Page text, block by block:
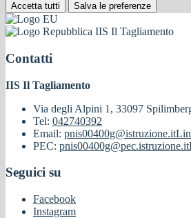
Accetta tutti Salva le preferenze
IIS Il Tagliamento
Contatti
IIS Il Tagliamento
Via degli Alpini 1, 33097
Tel: 042740392
Email: pnis00400g@istruzione.it
PEC: pnis00400g@pec.istruzione.it
Seguici su
Facebook
Instagram